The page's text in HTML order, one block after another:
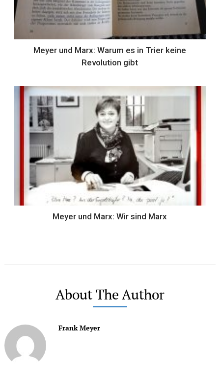
Meyer und Marx: Warum es in Trier keine
Revolution gibt
Meyer und Marx: Wir sind Marx
About The Author
Frank Meyer